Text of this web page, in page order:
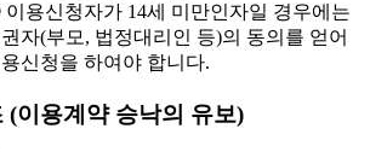
용신청자가 14세 미만인자일 경우에는
자(부모, 법정대리인 등)의 동의를 얻어
신청을 하여야 합니다.
(이용계약 승낙의 유보)